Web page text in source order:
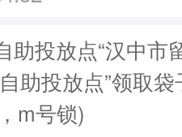
助投放点“汉中市
助投放点”领取
m号锁)